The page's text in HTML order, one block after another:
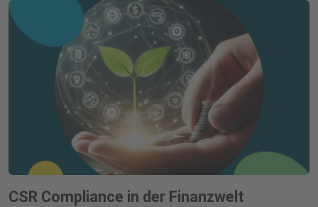
CSR Compliance in der Finanzwelt